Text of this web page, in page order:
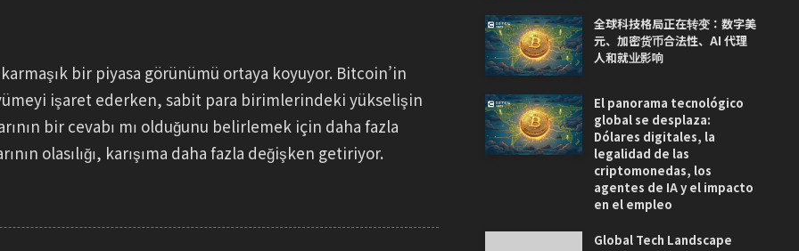
bir piyasa görünümü ortaya koyuyor. Bitcoin’in
işaret ederken, sabit para birimlerindeki yükselişin
bir cevabı mı olduğunu belirlemek için daha fazla
olasılığı, karışıma daha fazla değişken getiriyor.
全球科技格局正在转变：数字美
元、加密货币合法性、AI 代理
人和就业影响
El panorama tecnológico
global se desplaza:
Dólares digitales, la
legalidad de las
criptomonedas, los
agentes de IA y el impacto
en el empleo
Global Tech Landscape